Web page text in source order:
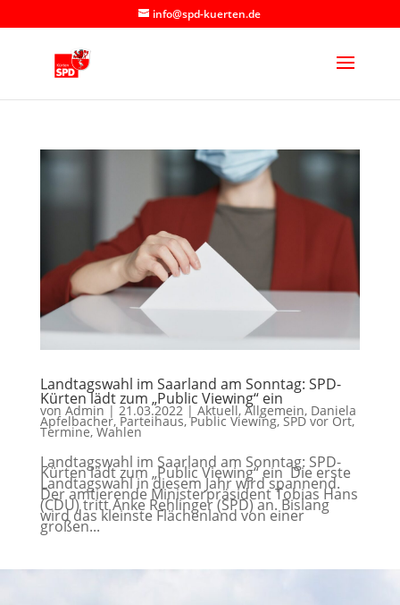
info@spd-kuerten.de
Landtagswahl im Saarland am Sonntag: SPD-
Kürten lädt zum „Public Viewing“ ein
von Admin | 21.03.2022| Aktuell, Allgemein, Daniela
Apfelbacher,Parteihaus,Public Viewing,SPD vor Ort,
Termine,Wahlen
Landtagswahl im Saarland am Sonntag: SPD-
Kürten lädt zum „Public Viewing“ ein Die erste
Landtagswahl in diesem Jahr wird spannend.
Der amtierende Ministerpräsident Tobias Hans
(CDU) tritt Anke Rehlinger (SPD) an. Bislang
wird das kleinste Flächenland von einer
großen...